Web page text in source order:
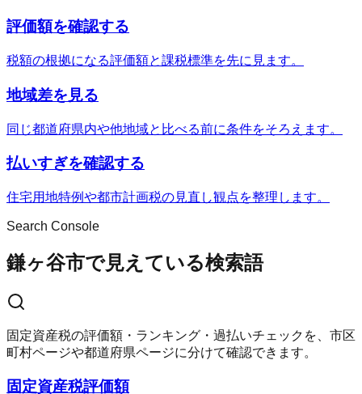
評価額を確認する
税額の根拠になる評価額と課税標準を先に見ます。
地域差を見る
同じ都道府県内や他地域と比べる前に条件をそろえます。
払いすぎを確認する
住宅用地特例や都市計画税の見直し観点を整理します。
Search Console
鎌ヶ谷市で見えている検索語
固定資産税の評価額・ランキング・過払いチェックを、市区
町村ページや都道府県ページに分けて確認できます。
固定資産税評価額